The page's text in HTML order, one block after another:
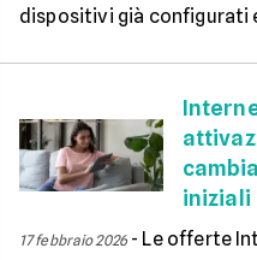
dispositivi già configurati
iniziali
17 febbraio 2026- Le offerte